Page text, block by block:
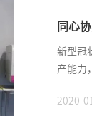
同心
新型冠
产能力
2020-